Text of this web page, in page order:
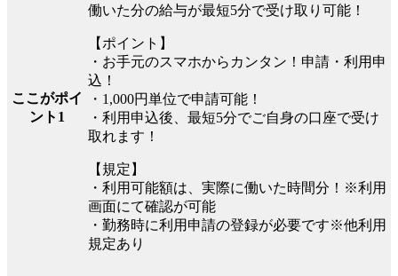
ここがポイ
ント1
働いた分の給与が最短5分で受け取り可能！
【ポイント】
・お手元のスマホからカンタン！申請・利用申
込！
・1,000円単位で申請可能！
・利用申込後、最短5分でご自身の口座で受け
取れます！
【規定】
・利用可能額は、実際に働いた時間分！※利用
画面にて確認が可能
・勤務時に利用申請の登録が必要です※他利用
規定あり